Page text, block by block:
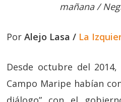
mañana /
PorAlejo Lasa / La
Desde octubre del
Campo Maripe habían